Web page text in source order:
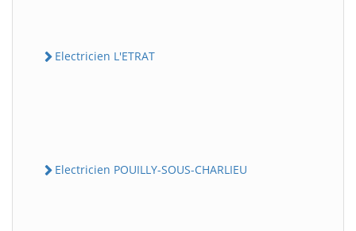
Electricien L'ETRAT
Electricien POUILLY-SOUS-CHARLIEU